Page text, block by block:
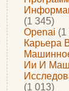
(1 345)
Openai (1
Карьера
Ии И
(1 013)